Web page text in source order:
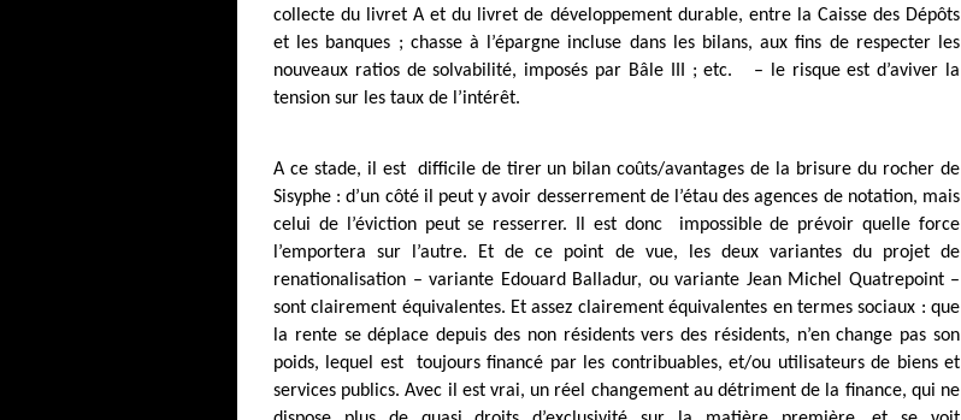
collecte du livret A et du livret de développement durable, entre la Caisse des Dépôts
et les banques ; chasse à l’épargne incluse dans les bilans, aux fins de respecter les
nouveaux ratios de solvabilité, imposés par Bâle III ; etc.
– le risque est d’aviver la
tension sur les taux de l’intérêt.
A ce stade, il est
difficile de tirer un bilan coûts/avantages de la brisure du rocher de
Sisyphe : d’un côté il peut y avoir desserrement de l’étau des agences de notation, mais
celui de l’éviction peut se resserrer. Il est donc
impossible de prévoir quelle force
l’emportera sur l’autre. Et de ce point de vue, les deux variantes du projet de
renationalisation – variante Edouard Balladur, ou variante Jean Michel Quatrepoint –
sont clairement équivalentes. Et assez clairement équivalentes en termes sociaux : que
la rente se déplace depuis des non résidents vers des résidents, n’en change pas son
poids, lequel est
toujours financé par les contribuables, et/ou utilisateurs de biens et
services publics. Avec il est vrai, un réel changement au détriment de la finance, qui ne